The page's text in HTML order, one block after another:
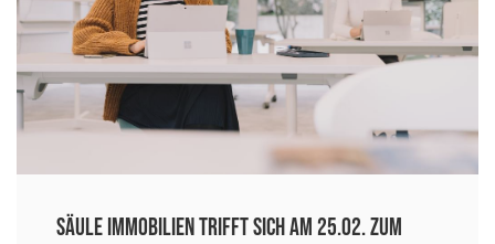
Säule Immobilien trifft sich am 25.02. zum